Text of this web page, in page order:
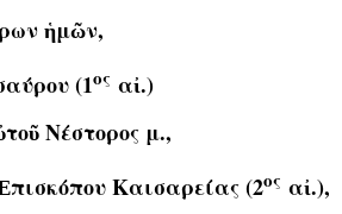
ἡμῶν,
(1ος αἰ.)
Νέστορος μ.,
Καισαρείας (2ος αἰ.),